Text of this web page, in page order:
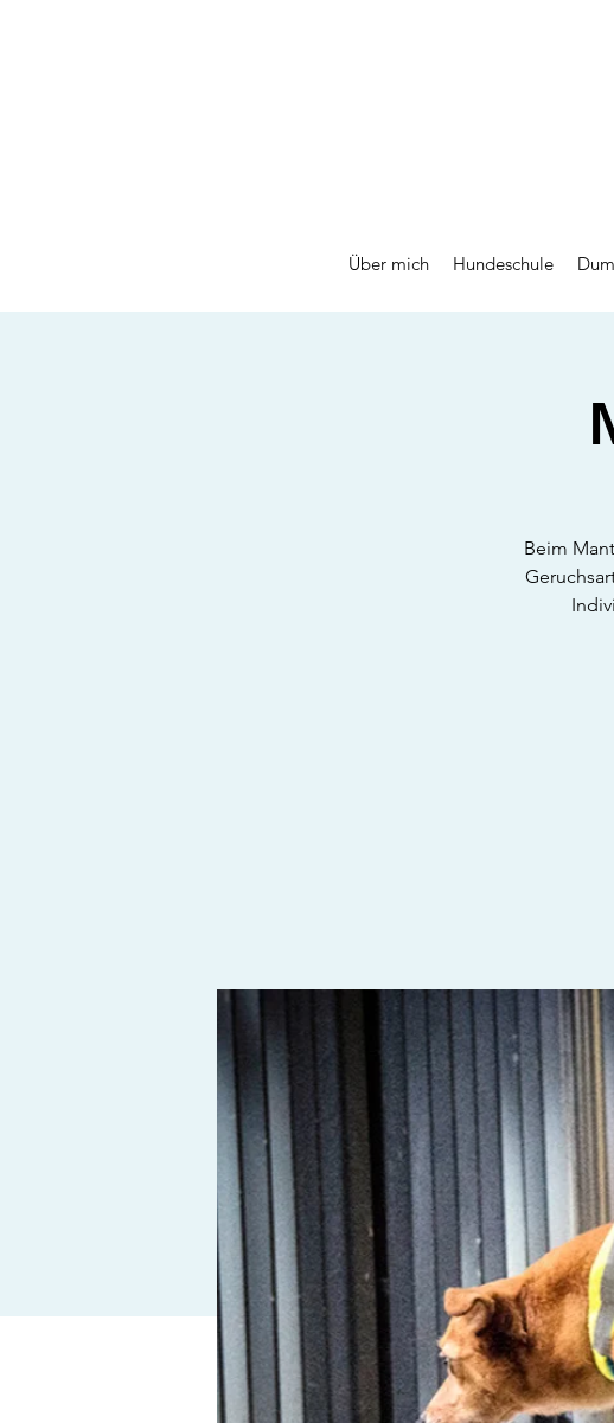
Über mich Hundeschule
Beim